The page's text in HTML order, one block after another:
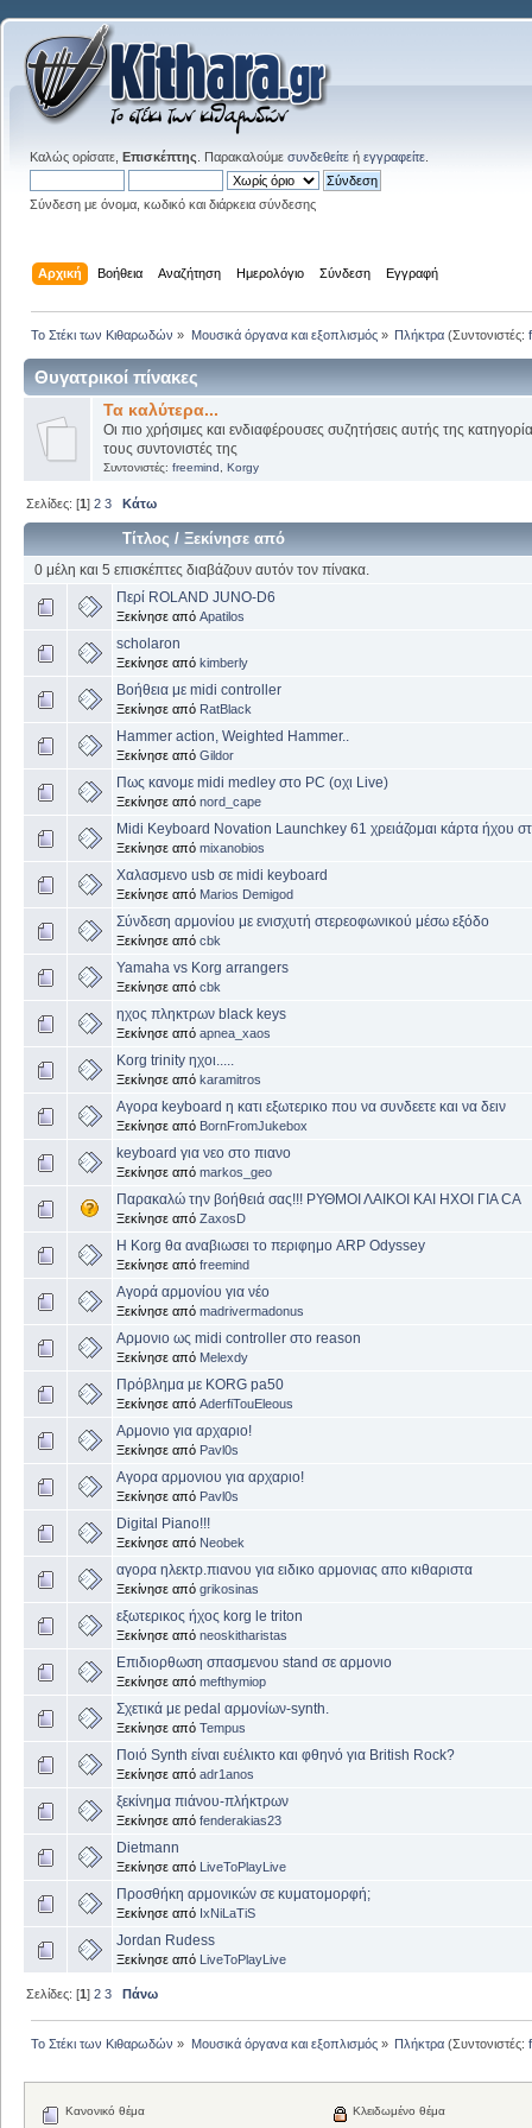
Καλώς ορίσατε, Επισκέπτης . Παρακαλούμε συνδεθείτε ή εγγραφείτε
Σύνδεση με όνομα, κωδικό και διάρκεια σύνδεσης
Αρχική Βοήθεια Αναζήτηση Ημερολόγιο Σύνδεση Εγγραφή
Το Στέκι των Κιθαρωδών » Μουσικά όργανα και εξοπλισμός» Πλήκτρα(Συντονιστές:
Θυγατρικοί πίνακες
Τα καλύτερα...
Οι πιο χρήσιμες και ενδιαφέρουσες συζητήσεις αυτής της
τους συντονιστές της
Συντονιστές: freemind Korgy
Σελίδες: [1]2 3 Κάτω
Τίτλος /Ξεκίνησε από
0 μέλη και 5 επισκέπτες διαβάζουν αυτόν τον πίνακα.
Περί ROLAND JUNO-D6
Ξεκίνησε από Apatilos
scholaron
Ξεκίνησε από kimberly
Βοήθεια με midi controller
Ξεκίνησε από RatBlack
Hammer action, Weighted Hammer..
Ξεκίνησε από Gildor
Πως κανομε midi medley στο PC (οχι Live)
Ξεκίνησε από nord_cape
Midi Keyboard Novation Launchkey 61 χρειάζομαι κάρτα ήχου
Ξεκίνησε από mixanobios
Χαλασμενο usb σε midi keyboard
Ξεκίνησε από Marios Demigod
Σύνδεση αρμονίου με ενισχυτή στερεοφωνικού μέσω εξόδο
Ξεκίνησε από cbk
Yamaha vs Korg arrangers
Ξεκίνησε από cbk
ηχος πληκτρων black keys
Ξεκίνησε από apnea_xaos
Korg trinity ηχοι.....
Ξεκίνησε από karamitros
Αγορα keyboard η κατι εξωτερικο που να συνδεετε και να δειν
Ξεκίνησε από BornFromJukebox
keyboard για νεο στο πιανο
Ξεκίνησε από markos_geo
Παρακαλώ την βοήθειά σας!!! ΡΥΘΜΟΙ ΛΑΙΚΟΙ ΚΑΙ ΗΧΟΙ ΓΙΑ CA
Ξεκίνησε από ZaxosD
Η Korg θα αναβιωσει το περιφημο ARP Odyssey
Ξεκίνησε από freemind
Αγορά αρμονίου για νέο
Ξεκίνησε από madrivermadonus
Aρμονιο ως midi controller στο reason
Ξεκίνησε από Μelexdy
Πρόβλημα με KORG pa50
Ξεκίνησε από AderfiTouEleous
Αρμονιο για αρχαριο!
Ξεκίνησε από Pavl0s
Αγορα αρμονιου για αρχαριο!
Ξεκίνησε από Pavl0s
Digital Piano!!!
Ξεκίνησε από Neobek
αγορα ηλεκτρ.πιανου για ειδικο αρμονιας απο κιθαριστα
Ξεκίνησε από grikosinas
εξωτερικος ήχος korg le triton
Ξεκίνησε από neoskitharistas
Επιδιορθωση σπασμενου stand σε αρμονιο
Ξεκίνησε από mefthymiop
Σχετικά με pedal αρμονίων-synth.
Ξεκίνησε από Tempus
Ποιό Synth είναι ευέλικτο και φθηνό για British Rock?
Ξεκίνησε από adr1anos
ξεκίνημα πιάνου-πλήκτρων
Ξεκίνησε από fenderakias23
Dietmann
Ξεκίνησε από LiveToPlayLive
Προσθήκη αρμονικών σε κυματομορφή;
Ξεκίνησε από IxNiLaTiS
Jordan Rudess
Ξεκίνησε από LiveToPlayLive
Σελίδες: [1]2 3 Πάνω
Το Στέκι των Κιθαρωδών » Μουσικά όργανα και εξοπλισμός» Πλήκτρα(Συντονιστές:
Κανονικό θέμα
Κλειδωμένο θέμα